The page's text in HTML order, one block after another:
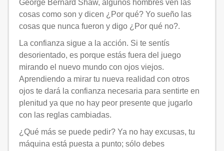
George Bernard Shaw, algunos hombres ven las
cosas como son y dicen ¿Por qué? Yo sueño las
cosas que nunca fueron y digo ¿Por qué no?.
La confianza sigue a la acción. Si te sentís
desorientado, es porque estás fuera del juego
mirando el nuevo mundo con ojos viejos.
Aprendiendo a mirar tu nueva realidad con otros
ojos te dará la confianza necesaria para sentirte en
plenitud ya que no hay peor presente que jugarlo
con las reglas cambiadas.
¿Qué más se puede pedir? Ya no hay excusas, tu
máquina está puesta a punto; sólo debes